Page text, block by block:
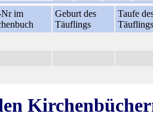
im
Geburt des
Täuflings
Taufe
Täuflings